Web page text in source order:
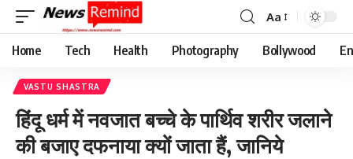
Font
Resizer
Aa
Home Tech Health Photography Bollywood
VASTU SHASTRA
हिंदू धर्म में नवजात बच्चे के पार्थिव शरीर जलाने
की बजाए दफनाया क्यों जाता हैं, जानिये